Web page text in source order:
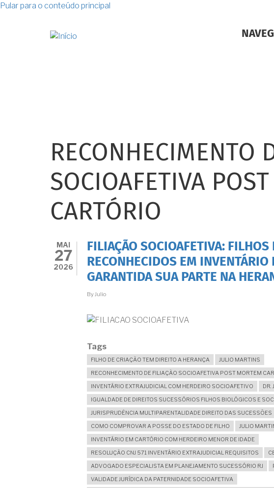
Pular para o conteúdo principal
RECONHECIMENTO
SOCIOAFETIVA
CARTÓRIO
MAI
27
2026
FILIAÇÃO SOCIOAFETIVA:
RECONHECIDOS EM INVENTÁRIO
GARANTIDA SUA PARTE NA
ByJulio
Tags
FILHO DE CRIAÇÃO TEM DIREITO A HERANÇA
JULIO MARTINS
RECONHECIMENTO DE FILIAÇÃO SOCIOAFETIVA POST MORTEM
INVENTÁRIO EXTRAJUDICIAL COM HERDEIRO SOCIOAFETIVO
DR.
IGUALDADE DE DIREITOS SUCESSÓRIOS FILHOS BIOLÓGICOS E
JURISPRUDÊNCIA MULTIPARENTALIDADE DIREITO DAS SUCESSÕES
COMO COMPROVAR A POSSE DO ESTADO DE FILHO
JULIO
INVENTÁRIO EM CARTÓRIO COM HERDEIRO MENOR DE IDADE
RESOLUÇÃO CNJ 571 INVENTÁRIO EXTRAJUDICIAL REQUISITOS
ADVOGADO ESPECIALISTA EM PLANEJAMENTO SUCESSÓRIO RJ
VALIDADE JURÍDICA DA PATERNIDADE SOCIOAFETIVA